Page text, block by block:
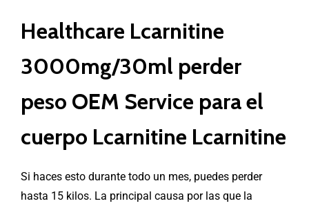
Healthcare Lcarnitine
3000mg/30ml perder
peso OEM Service para el
cuerpo Lcarnitine Lcarnitine
Si haces esto durante todo un mes, puedes perder
hasta 15 kilos. La principal causa por las que la